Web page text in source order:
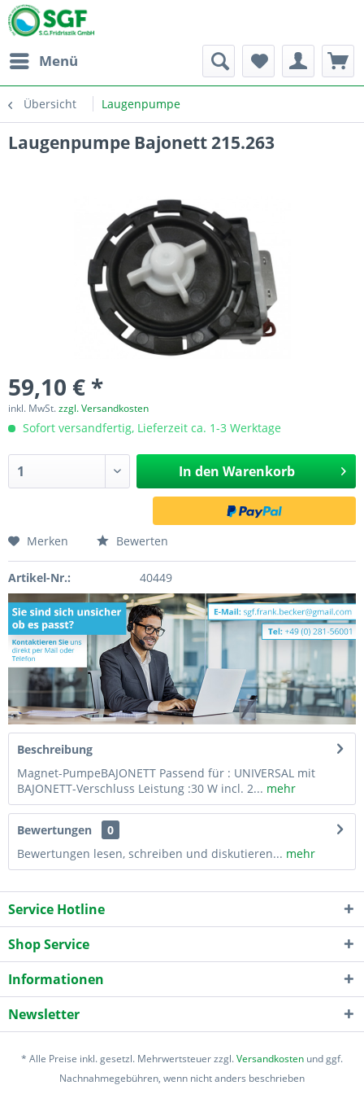
Menü
Übersicht Laugenpumpe
Laugenpumpe Bajonett 215.263
59,10 € *
inkl. MwSt.zzgl. Versandkosten
Sofort versandfertig, Lieferzeit ca. 1-3 Werktage
In den Warenkorb
Merken Bewerten
Artikel-Nr.: 40449
Beschreibung
Magnet-PumpeBAJONETT Passend für : UNIVERSAL mit
BAJONETT-Verschluss Leistung :30 W incl. 2... mehr
Bewertungen
0
Bewertungen lesen, schreiben und diskutieren... mehr
Service Hotline
Shop Service
Informationen
Newsletter
* Alle Preise inkl. gesetzl. Mehrwertsteuer zzgl.Versandkosten und ggf.
Nachnahmegebühren, wenn nicht anders beschrieben